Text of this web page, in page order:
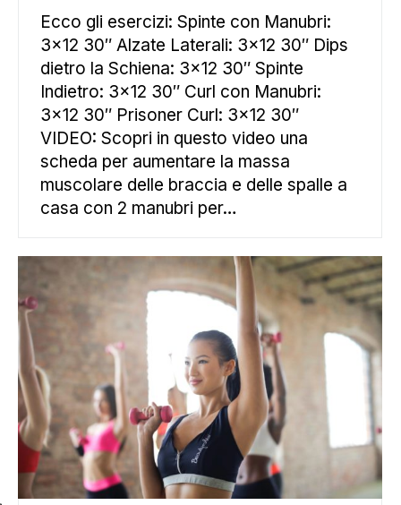
Ecco gli esercizi: Spinte con Manubri:
3×12 30″ Alzate Laterali: 3×12 30″ Dips
dietro la Schiena: 3×12 30″ Spinte
Indietro: 3×12 30″ Curl con Manubri:
3×12 30″ Prisoner Curl: 3×12 30″
VIDEO: Scopri in questo video una
scheda per aumentare la massa
muscolare delle braccia e delle spalle a
casa con 2 manubri per…